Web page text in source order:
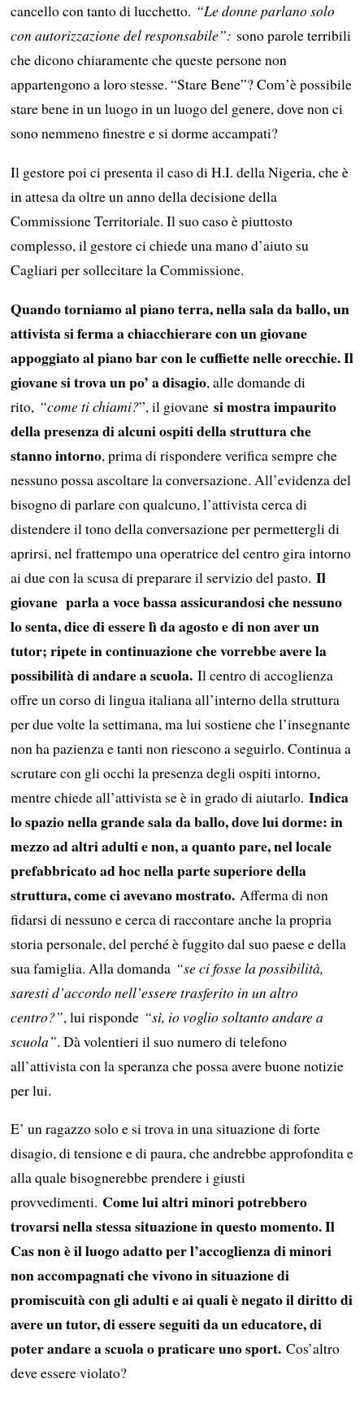
cancello con tanto di lucchetto. “Le donne parlano solo
con autorizzazione del responsabile”: sono parole terribili
che dicono chiaramente che queste persone non
appartengono a loro stesse. “Stare Bene”? Com’è possibile
stare bene in un luogo in un luogo del genere, dove non ci
sono nemmeno finestre e si dorme accampati?
Il gestore poi ci presenta il caso di H.I. della Nigeria, che è
in attesa da oltre un anno della decisione della
Commissione Territoriale. Il suo caso è piuttosto
complesso, il gestore ci chiede una mano d’aiuto su
Cagliari per sollecitare la Commissione.
Quando torniamo al piano terra, nella sala da ballo, un
attivista si ferma a chiacchierare con un giovane
appoggiato al piano bar con le cuffiette nelle orecchie. Il
giovane si trova un po’ a disagio, alle domande di
rito, “come ti chiami?”, il giovane si mostra impaurito
della presenza di alcuni ospiti della struttura che
stanno intorno, prima di rispondere verifica sempre che
nessuno possa ascoltare la conversazione. All’evidenza del
bisogno di parlare con qualcuno, l’attivista cerca di
distendere il tono della conversazione per permettergli di
aprirsi, nel frattempo una operatrice del centro gira intorno
ai due con la scusa di preparare il servizio del pasto. Il
giovane parla a voce bassa assicurandosi che nessuno
lo senta, dice di essere lì da agosto e di non aver un
tutor; ripete in continuazione che vorrebbe avere la
possibilità di andare a scuola. Il centro di accoglienza
offre un corso di lingua italiana all’interno della struttura
per due volte la settimana, ma lui sostiene che l’insegnante
non ha pazienza e tanti non riescono a seguirlo. Continua a
scrutare con gli occhi la presenza degli ospiti intorno,
mentre chiede all’attivista se è in grado di aiutarlo. Indica
lo spazio nella grande sala da ballo, dove lui dorme: in
mezzo ad altri adulti e non, a quanto pare, nel locale
prefabbricato ad hoc nella parte superiore della
struttura, come ci avevano mostrato. Afferma di non
fidarsi di nessuno e cerca di raccontare anche la propria
storia personale, del perché è fuggito dal suo paese e della
sua famiglia. Alla domanda “se ci fosse la possibilità,
saresti d’accordo nell’essere trasferito in un altro
centro?”, lui risponde “sì, io voglio soltanto andare a
scuola”. Dà volentieri il suo numero di telefono
all’attivista con la speranza che possa avere buone notizie
per lui.
E’ un ragazzo solo e si trova in una situazione di forte
disagio, di tensione e di paura, che andrebbe approfondita e
alla quale bisognerebbe prendere i giusti
provvedimenti. Come lui altri minori potrebbero
trovarsi nella stessa situazione in questo momento. Il
Cas non è il luogo adatto per l’accoglienza di minori
non accompagnati che vivono in situazione di
promiscuità con gli adulti e ai quali è negato il diritto di
avere un tutor, di essere seguiti da un educatore, di
poter andare a scuola o praticare uno sport. Cos’altro
deve essere violato?